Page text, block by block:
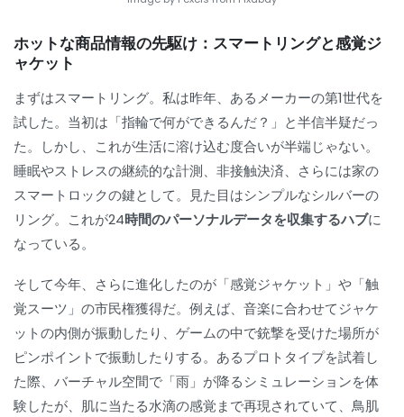
ホットな商品情報の先駆け：スマートリングと感覚ジ
ャケット
まずはスマートリング。私は昨年、あるメーカーの第1世代を
試した。当初は「指輪で何ができるんだ？」と半信半疑だっ
た。しかし、これが生活に溶け込む度合いが半端じゃない。
睡眠やストレスの継続的な計測、非接触決済、さらには家の
スマートロックの鍵として。見た目はシンプルなシルバーの
リング。これが24時間のパーソナルデータを収集するハブに
なっている。
そして今年、さらに進化したのが「感覚ジャケット」や「触
覚スーツ」の市民権獲得だ。例えば、音楽に合わせてジャケ
ットの内側が振動したり、ゲームの中で銃撃を受けた場所が
ピンポイントで振動したりする。あるプロトタイプを試着し
た際、バーチャル空間で「雨」が降るシミュレーションを体
験したが、肌に当たる水滴の感覚まで再現されていて、鳥肌